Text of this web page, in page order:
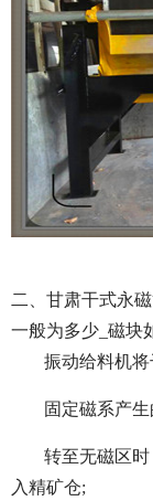
二、甘肃干式永
一般为多少_磁块
振动给料机
固定磁系产
转至无磁区
入精矿仓;